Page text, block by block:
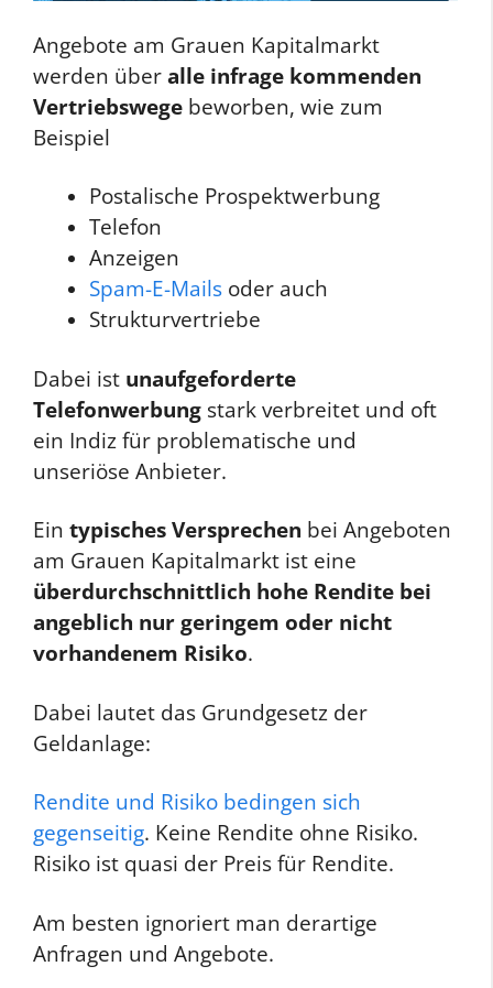
Angebote am Grauen Kapitalmarkt
werden über alle infrage kommenden
Vertriebswege beworben, wie zum
Beispiel
Postalische Prospektwerbung
Telefon
Anzeigen
Spam-E-Mails oder auch
Strukturvertriebe
Dabei ist unaufgeforderte
Telefonwerbung stark verbreitet und oft
ein Indiz für problematische und
unseriöse Anbieter.
Ein typisches Versprechen bei Angeboten
am Grauen Kapitalmarkt ist eine
überdurchschnittlich hohe Rendite bei
angeblich nur geringem oder nicht
vorhandenem Risiko.
Dabei lautet das Grundgesetz der
Geldanlage:
Rendite und Risiko bedingen sich
gegenseitig. Keine Rendite ohne Risiko.
Risiko ist quasi der Preis für Rendite.
Am besten ignoriert man derartige
Anfragen und Angebote.